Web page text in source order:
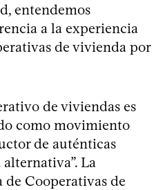
entendemos
a la experiencia
de vivienda por
de viviendas es
como movimiento
de auténticas
La
de Cooperativas de